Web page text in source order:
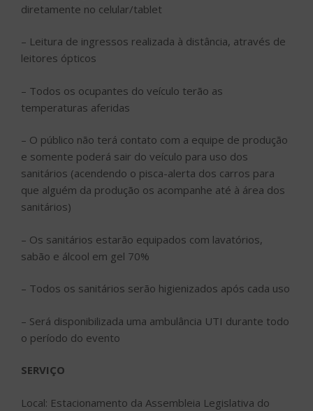
diretamente no celular/tablet
– Leitura de ingressos realizada à distância, através de
leitores ópticos
– Todos os ocupantes do veículo terão as
temperaturas aferidas
– O público não terá contato com a equipe de produção
e somente poderá sair do veículo para uso dos
sanitários (acendendo o pisca-alerta dos carros para
que alguém da produção os acompanhe até à área dos
sanitários)
– Os sanitários estarão equipados com lavatórios,
sabão e álcool em gel 70%
– Todos os sanitários serão higienizados após cada uso
– Será disponibilizada uma ambulância UTI durante todo
o período do evento
SERVIÇO
Local: Estacionamento da Assembleia Legislativa do